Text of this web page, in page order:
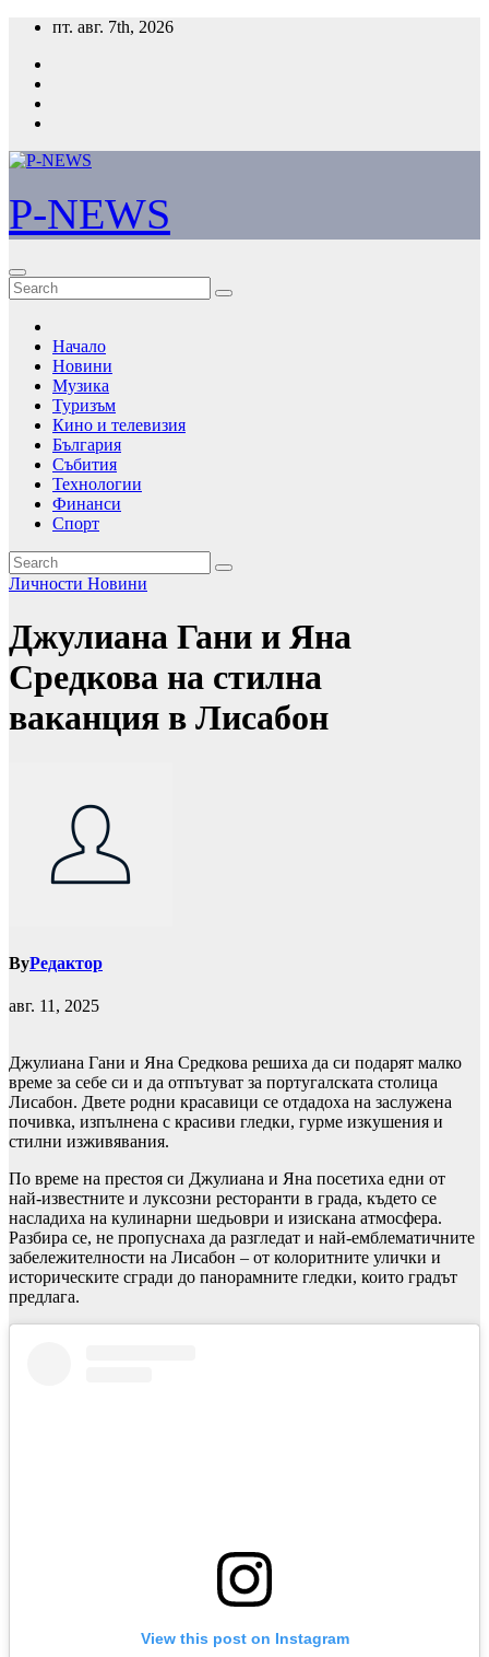
Skip
content
пт. авг. 7th, 2026
P-NEWS
Начало
Новини
Музика
Туризъм
Кино и телевизия
България
Събития
Технологии
Финанси
Спорт
Личности Новини
Джулиана Гани и Яна
Средкова на стилна
ваканция в Лисабон
ByРедактор
авг. 11, 2025
Джулиана Гани и Яна Средкова решиха да си подарят малко
време за себе си и да отпътуват за португалската столица
Лисабон. Двете родни красавици се отдадоха на заслужена
почивка, изпълнена с красиви гледки, гурме изкушения и
стилни изживявания.
По време на престоя си Джулиана и Яна посетиха едни от
най-известните и луксозни ресторанти в града, където се
насладиха на кулинарни шедьоври и изискана атмосфера.
Разбира се, не пропуснаха да разгледат и най-емблематичните
забележителности на Лисабон – от колоритните улички и
историческите сгради до панорамните гледки, които градът
предлага.
View this post on Instagram